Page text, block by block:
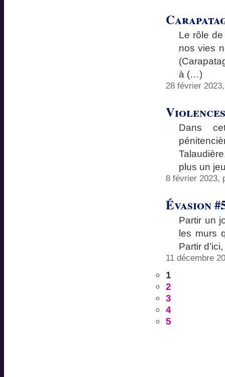
Le rôle
nos vies
à (…)
28 février
Dans
plus un
8 février 2023,
Évasion
Partir un
les murs
Partir
11 décembre
1
2
3
4
5